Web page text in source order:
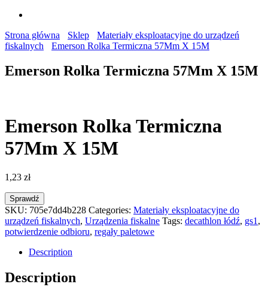
Strona główna Sklep
Materiały eksploatacyjne do urządzeń
fiskalnych
Emerson Rolka Termiczna 57Mm X 15M
Emerson Rolka Termiczna 57Mm X 15M
Emerson Rolka Termiczna
57Mm X 15M
1,23 zł
Sprawdź
SKU: 705e7dd4b228 Categories: Materiały eksploatacyjne do
urządzeń fiskalnych, Urządzenia fiskalne Tags: decathlon łódź, gs1 ,
potwierdzenie odbioru, regały paletowe
Description
Description